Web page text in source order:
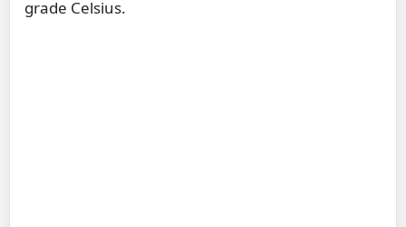
grade Celsius.